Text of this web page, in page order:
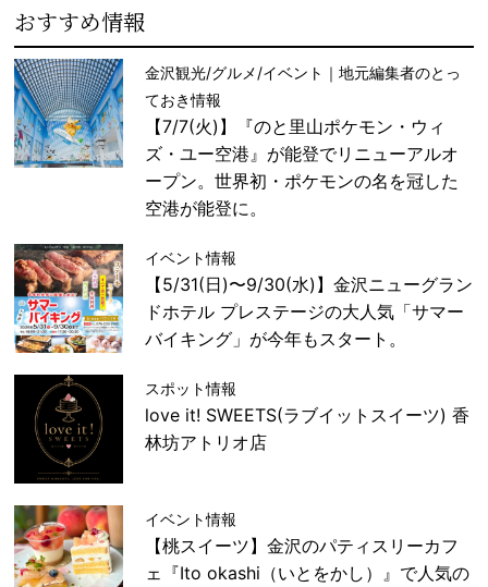
おすすめ情報
金沢観光/グルメ/イベント｜地元編集者のとっ
ておき情報
【7/7(火)】『のと里山ポケモン・ウィ
ズ・ユー空港』が能登でリニューアルオ
ープン。世界初・ポケモンの名を冠した
空港が能登に。
イベント情報
【5/31(日)〜9/30(水)】金沢ニューグラン
ドホテル プレステージの大人気「サマー
バイキング」が今年もスタート。
スポット情報
love it! SWEETS(ラブイットスイーツ) 香
林坊アトリオ店
イベント情報
【桃スイーツ】金沢のパティスリーカフ
ェ『Ito okashi（いとをかし）』で人気の